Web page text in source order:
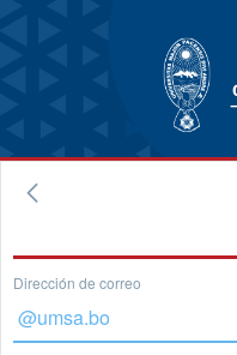
Dirección de correo